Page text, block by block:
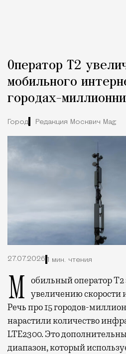
Оператор Т2
мобильного
городах-
Город Редакция Москвич Mag
27.07.2026 1 мин. чтения
Мобильный оператор Т2 завершил работы по увеличению скорости
Речь про 15 городов-
нарастили количество
LTE2300. Это
диапазон, который